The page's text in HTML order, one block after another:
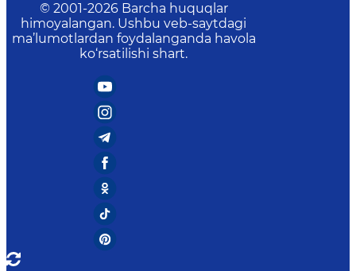
© 2001-2026 Barcha huquqlar
himoyalangan. Ushbu veb-saytdagi
ma’lumotlardan foydalanganda havola
ko‘rsatilishi shart.